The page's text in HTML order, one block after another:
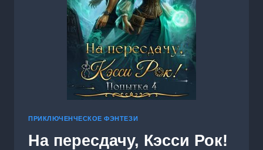
ПРИКЛЮЧЕНЧЕСКОЕ ФЭНТЕЗИ
На пересдачу, Кэсси Рок!